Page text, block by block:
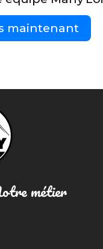
maintenant
métier